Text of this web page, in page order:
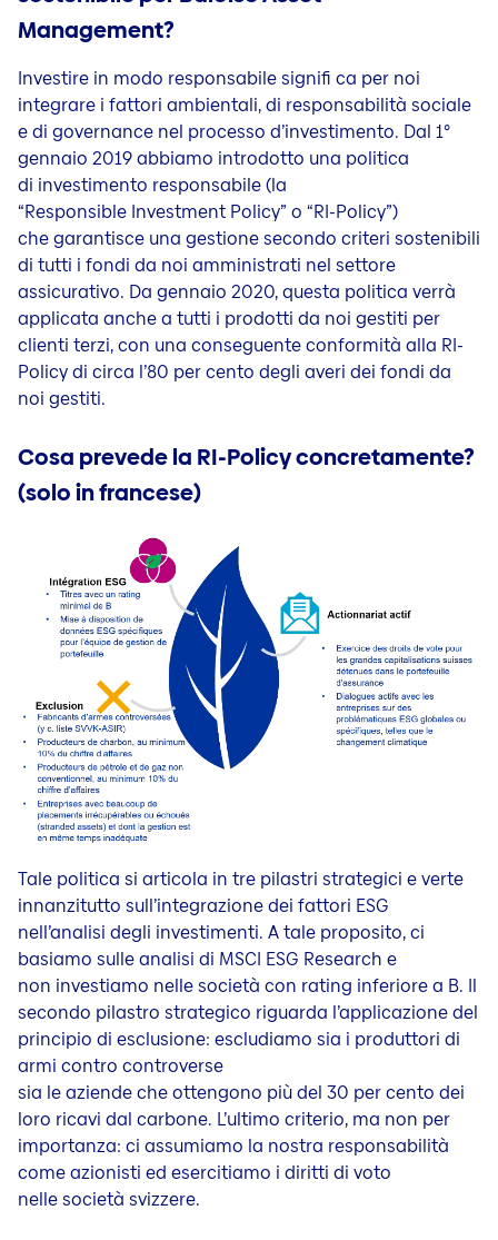
Assicurazione vacanze (da 2 a 92 giorni)
Assicurazione veicoli a noleggio
Proprietà abitativa
Assicurazione costruzioni
Assicurazione stabili
Pensionamento in Svizzera
Finanziare la proprieta casa
Come proteggere la famiglia, oggi e in futuro
Fare previsioni in quanto donna
Management?
Investire in modo responsabile signifi ca per noi
integrare i fattori ambientali, di responsabilità sociale
e di governance nel processo d’investimento. Dal 1°
gennaio 2019 abbiamo introdotto una politica
di investimento responsabile (la
“Responsible Investment Policy” o “RI-Policy”)
che garantisce una gestione secondo criteri sostenibili
di tutti i fondi da noi amministrati nel settore
assicurativo. Da gennaio 2020, questa politica verrà
applicata anche a tutti i prodotti da noi gestiti per
clienti terzi, con una conseguente conformità alla RI-
Policy di circa l’80 per cento degli averi dei fondi da
noi gestiti.
Cosa prevede la RI-Policy concretamente?
(solo in francese)
Tale politica si articola in tre pilastri strategici e verte
innanzitutto sull’integrazione dei fattori ESG
nell’analisi degli investimenti. A tale proposito, ci
basiamo sulle analisi di MSCI ESG Research e
non investiamo nelle società con rating inferiore a B. Il
secondo pilastro strategico riguarda l’applicazione del
principio di esclusione: escludiamo sia i produttori di
armi contro controverse
sia le aziende che ottengono più del 30 per cento dei
loro ricavi dal carbone. L’ultimo criterio, ma non per
importanza: ci assumiamo la nostra responsabilità
come azionisti ed esercitiamo i diritti di voto
nelle società svizzere.